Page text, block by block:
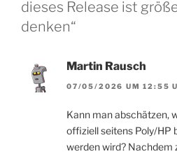
dieses Release ist
denken“
Martin Rausch
07/05/2026 UM 12:55
Kann man abschätzen,
offiziell seitens Poly/HP
werden wird? Nachdem